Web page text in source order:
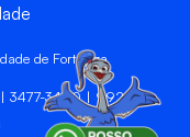
de Fortaleza
| 3477-3400 | 99246-